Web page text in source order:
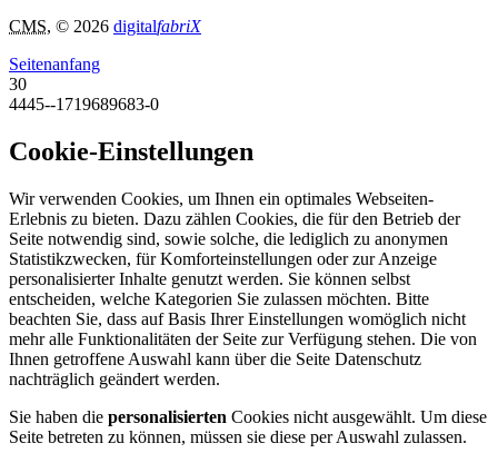
CMS, © 2026 digitalfabriX
Seitenanfang
30
4445--1719689683-0
Cookie-Einstellungen
Wir verwenden Cookies, um Ihnen ein optimales Webseiten-
Erlebnis zu bieten. Dazu zählen Cookies, die für den Betrieb der
Seite notwendig sind, sowie solche, die lediglich zu anonymen
Statistikzwecken, für Komforteinstellungen oder zur Anzeige
personalisierter Inhalte genutzt werden. Sie können selbst
entscheiden, welche Kategorien Sie zulassen möchten. Bitte
beachten Sie, dass auf Basis Ihrer Einstellungen womöglich nicht
mehr alle Funktionalitäten der Seite zur Verfügung stehen. Die von
Ihnen getroffene Auswahl kann über die Seite Datenschutz
nachträglich geändert werden.
Sie haben die personalisierten Cookies nicht ausgewählt. Um diese
Seite betreten zu können, müssen sie diese per Auswahl zulassen.